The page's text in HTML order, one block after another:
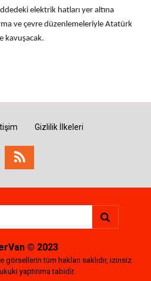
elektrik hatları yer altına
ve çevre düzenlemeleriyle Atatürk
kavuşacak.
Gizlilik İlkeleri
© 2023
görsellerin tüm hakları saklıdır, izinsiz
yaptırıma tabidir.